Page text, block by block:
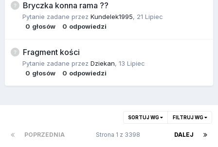
Bryczka konna rama ??
Pytanie zadane przez Kundelek1995, 21 Lipiec
0 głosów 0 odpowiedzi
Fragment kości
Pytanie zadane przez Dziekan, 13 Lipiec
0 głosów 0 odpowiedzi
SORTUJ WG FILTRUJ WG
POPRZEDNIA DALEJ
Strona 1 z 3398